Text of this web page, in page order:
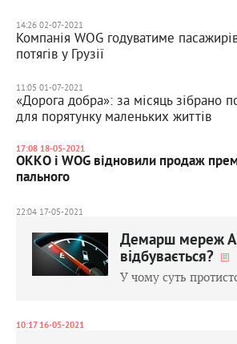
14:26 02-07-2021
Компанія WOG годуватиме
потягів у Грузії
11:05 01-07-2021
«Дорога добра»: за місяць зібрано
для порятунку маленьких життів
17:08 18-05-2021
ОККО і WOG відновили продаж
пального
22:04 17-05-2021
Демарш мереж
відбувається?
У чому суть
10:17 16-05-2021